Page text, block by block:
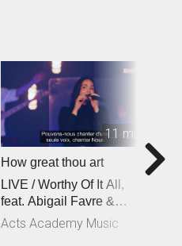
11 min
How great thou art
LIVE / Worthy Of It All,
feat. Abigail Favre &
Esben Engholm
Acts Academy Music